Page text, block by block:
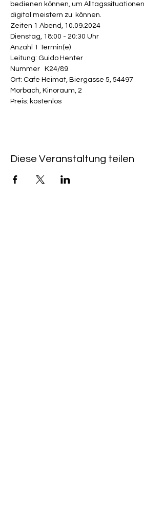
bedienen können, um Alltagssituationen
digital meistern zu  können.
Zeiten 1 Abend, 10.09.2024
Dienstag, 18:00 - 20:30 Uhr
Anzahl 1 Termin(e)
Leitung: Guido Henter
Nummer   K24/89
Ort: Cafe Heimat, Biergasse 5, 54497
Morbach, Kinoraum, 2
Preis: kostenlos
Diese Veranstaltung teilen